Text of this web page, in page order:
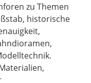
zu Themen
historische